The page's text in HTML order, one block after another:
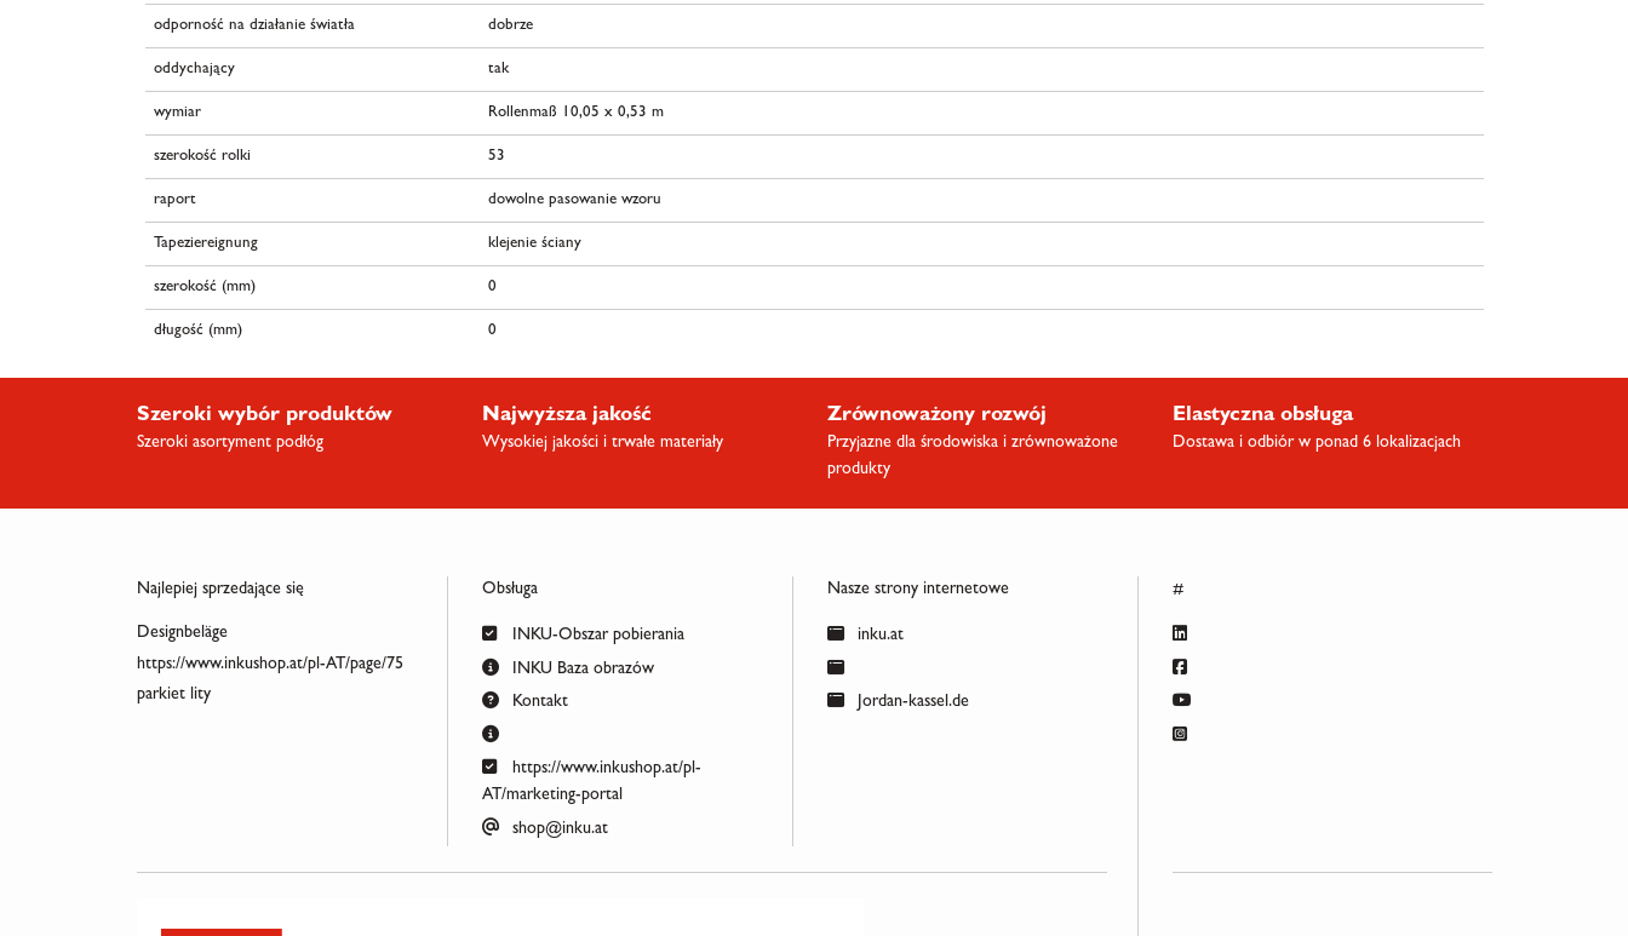
odporność na działanie światła dobrze
oddychający tak
wymiar Rollenmaß 10,05 x 0,53 m
szerokość rolki 53
raport dowolne pasowanie wzoru
Tapeziereignung klejenie ściany
szerokość (mm) 0
długość (mm) 0
Szeroki wybór produktów
Szeroki asortyment podłóg
Najwyższa jakość
Wysokiej jakości i trwałe materiały
Zrównoważony rozwój
Przyjazne dla środowiska i zrównoważone
produkty
Elastyczna obsługa
Dostawa i odbiór w ponad 6 lokalizacjach
Najlepiej sprzedające się
Designbeläge
https://www.inkushop.at/pl-AT/page/75
parkiet lity
Obsługa
INKU-Obszar pobierania
INKU Baza obrazów
Kontakt
https://www.inkushop.at/pl-
AT/marketing-portal
shop@inku.at
Nasze strony internetowe
inku.at
Jordan-kassel.de
#